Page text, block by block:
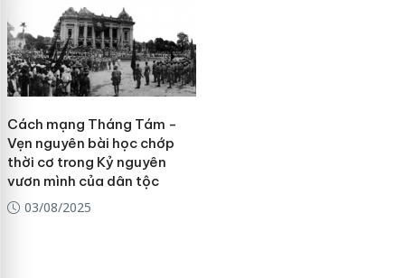
Cách mạng Tháng Tám -
Vẹn nguyên bài học chớp
thời cơ trong Kỷ nguyên
vươn mình của dân tộc
03/08/2025